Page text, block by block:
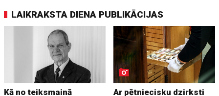
LAIKRAKSTA DIENA PUBLIKĀCIJAS
Kā no teiksmainā
Ar pētniecisku dzirksti